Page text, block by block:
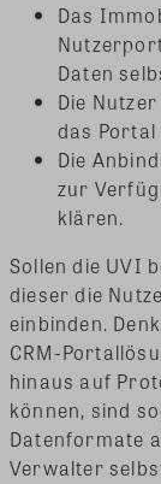
Das
Daten
Die
das
Die
zur
klären.
Sollen die UVI
dieser die
einbinden.
CRM-
hinaus auf
können, sind
Datenformate
Verwalter